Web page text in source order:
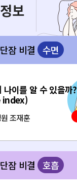
보
단잠 비결 수면
나이를 알 수 있을까?
index)
조재훈
단잠 비결 호흡